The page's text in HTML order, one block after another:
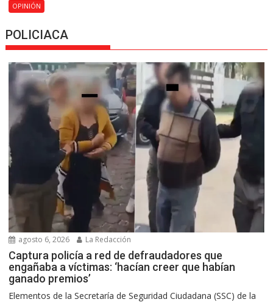
OPINIÓN
POLICIACA
agosto 6, 2026 La Redacción
Captura policía a red de defraudadores que
engañaba a víctimas: ‘hacían creer que habían
ganado premios’
Elementos de la Secretaría de Seguridad Ciudadana (SSC) de la